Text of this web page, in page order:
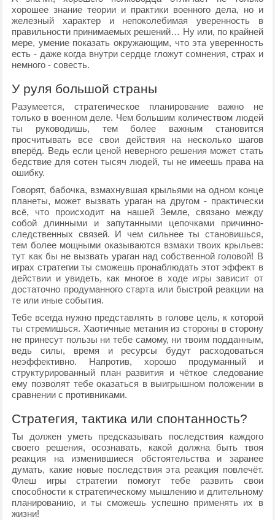
хорошее знание теории и практики военного дела, но и
железный характер и непоколебимая уверенность в
правильности принимаемых решений… Ну или, по крайней
мере, умение показать окружающим, что эта уверенность
есть - даже когда внутри сердце гложут сомнения, страх и
немного - совесть.
У руля большой страны
Разумеется, стратегическое планирование важно не
только в военном деле. Чем большим количеством людей
ты руководишь, тем более важным становится
просчитывать все свои действия на несколько шагов
вперёд. Ведь если ценой неверного решения может стать
бедствие для сотен тысяч людей, ты не имеешь права на
ошибку.
Говорят, бабочка, взмахнувшая крыльями на одном конце
планеты, может вызвать ураган на другом - практически
всё, что происходит на нашей Земле, связано между
собой длинными и запутанными цепочками причинно-
следственных связей. И чем сильнее ты становишься,
тем более мощными оказываются взмахи твоих крыльев:
тут как бы не вызвать ураган над собственной головой! В
играх стратегии ты сможешь пронаблюдать этот эффект в
действии и увидеть, как многое в ходе игры зависит от
достаточно продуманного старта или быстрой реакции на
те или иные события.
Тебе всегда нужно представлять в голове цель, к которой
ты стремишься. Хаотичные метания из стороны в сторону
не принесут пользы ни тебе самому, ни твоим подданным,
ведь силы, время и ресурсы будут расходоваться
неэффективно. Напротив, хорошо продуманный и
структурированный план развития и чёткое следование
ему позволят тебе оказаться в выигрышном положении в
сравнении с противниками.
Стратегия, тактика или спонтанность?
Ты должен уметь предсказывать последствия каждого
своего решения, осознавать, какой должна быть твоя
реакция на изменившиеся обстоятельства и заранее
думать, какие новые последствия эта реакция повлечёт.
Флеш игры стратегии помогут тебе развить свои
способности к стратегическому мышлению и длительному
планированию, и ты сможешь успешно применять их в
жизни!